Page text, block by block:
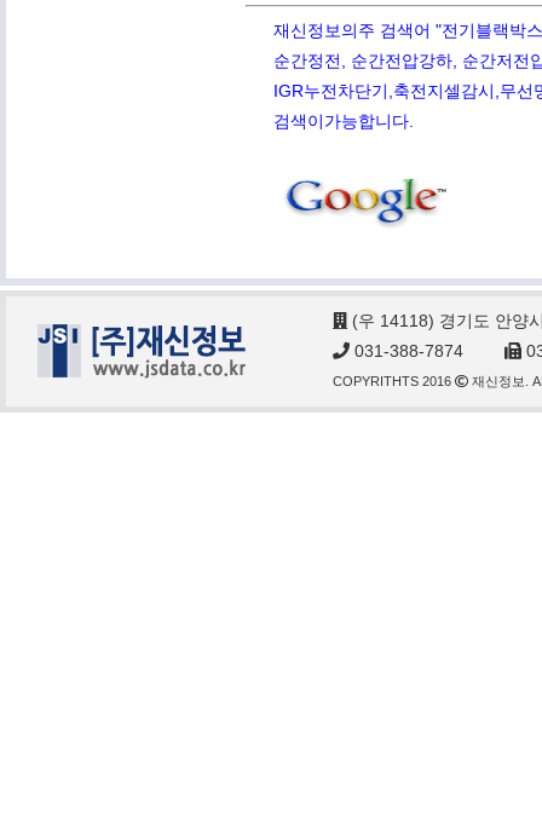
재신정보의주 검색어 "전기블랙박
순간정전, 순간전압강하, 순간저전
IGR누전차단기,축전지셀감시,무
검색이가능합니다.
(우 14118) 경기도 안양
031-388-7874
COPYRITHTS 2016 재신정보.